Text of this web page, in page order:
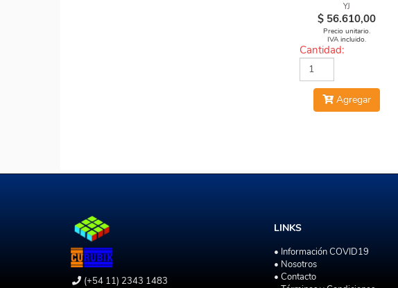
YJ
$ 56.610,00
Precio unitario.
IVA incluido.
Cantidad:
Agregar
(+54 11) 2343 1483
LINKS
• Información COVID19
• Nosotros
• Contacto